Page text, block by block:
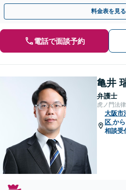
す【夜間面談可】
料金表を見る
電話で面談予約
亀井
弁護士
虎ノ門法
大阪市
区 か
相談受